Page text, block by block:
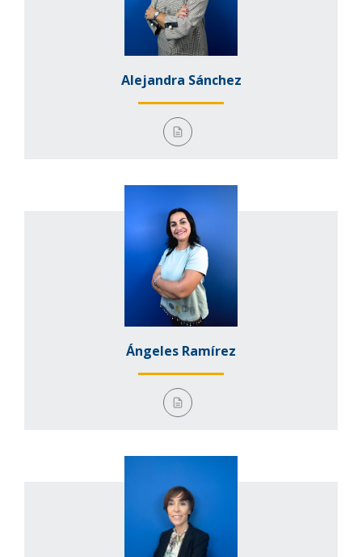
Alejandra Sánchez
Ángeles Ramírez